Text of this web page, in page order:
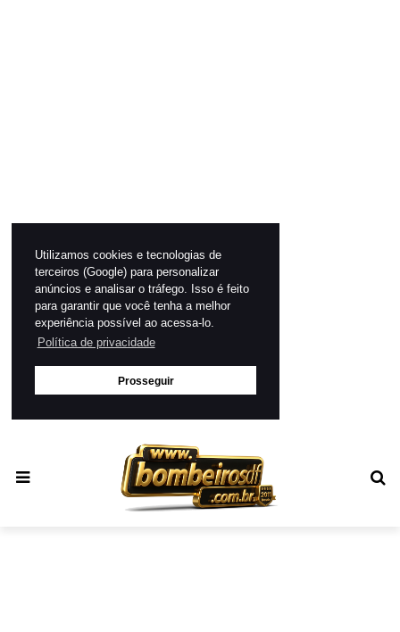
Utilizamos cookies e tecnologias de
terceiros (Google) para personalizar
anúncios e analisar o tráfego. Isso é feito
para garantir que você tenha a melhor
experiência possível ao acessa-lo.
Política de privacidade
Prosseguir